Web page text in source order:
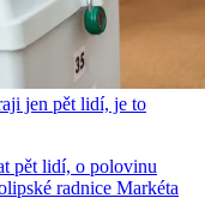
jen pět lidí, je to
pět lidí, o polovinu
radnice Markéta